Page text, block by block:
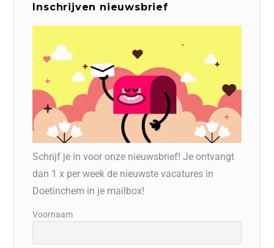
Inschrijven nieuwsbrief
Schrijf je in voor onze nieuwsbrief! Je ontvangt
dan 1 x per week de nieuwste vacatures in
Doetinchem in je mailbox!
Voornaam